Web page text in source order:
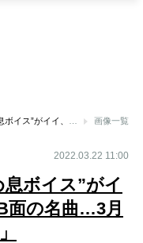
画像一覧
2022.03.22 11:00
ボイス”がイ
面の名曲…3月